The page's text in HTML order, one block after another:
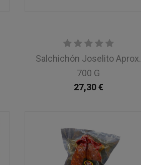
Salchichón Joselito Aprox.
700 G
27,30€